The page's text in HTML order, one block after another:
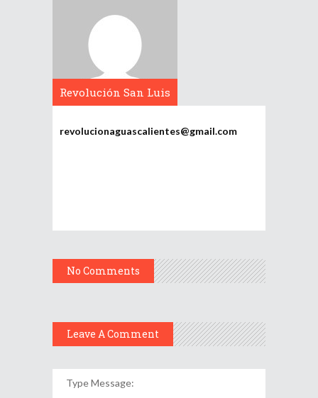
Revolución San Luis
revolucionaguascalientes@gmail.com
No Comments
Leave A Comment